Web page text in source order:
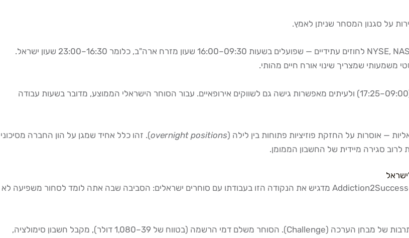
על סגנון המסחר שניתן לאמץ.
חברות נוסטרו אמריקאיות מאפשרות גישה לשווקים האמריקאיים — NYSE, NASDAQ, CME לחוזים עתידיים — שפועלים בשעות 09:30–16:00 שעון מזרח ארה"ב, כלומר 16:30–23:00 שעון ישראל.
משמעותי שמצריך שינוי אורח חיים מהותי.
חברות נוסטרו ישראליות, לעומת זאת, פועלות לרוב בשעות הבורסה הישראלית (09:00–17:25) ולעיתים מאפשרות גישה גם לשווקים אירופאיים. עבור הסוחר הישראלי הממוצע, מדובר בשעות עבודה
— אוסרות על החזקת פוזיציות פתוחות בין לילה (overnight positions). זהו כלל אחיד שמגן על הון החברה מסיכוני
סגירה מיידית של החשבון הממומן.
הפער בין שתי הגישות אינו רק מספרי — הוא תרבותי ופסיכולוגי, ומאור גנימה מ-Addiction2Success מדגיש את הנקודה הזו בעבודתו עם סוחרים ישראלים: הסביבה שבה אתה לומד לסחור משפיעה לא
חברות הפרופ האמריקאיות בנויות סביב תרבות של מבחן הערכה (Challenge). הסוחר משלם דמי הרשמה (בטווח של 39–1,080 דולר), מקבל חשבון סימולציה,